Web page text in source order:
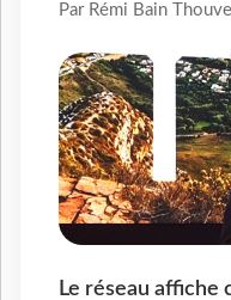
Par Rémi Bain
Le réseau affiche